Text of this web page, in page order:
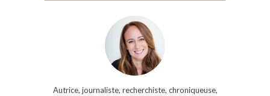
Autrice, journaliste, recherchiste, chroniqueuse,